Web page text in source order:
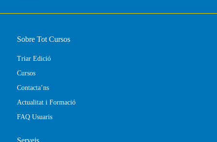
Sobre Tot Cursos
Triar Edició
Cursos
Contacta’ns
Actualitat i Formació
FAQ Usuaris
Serveis